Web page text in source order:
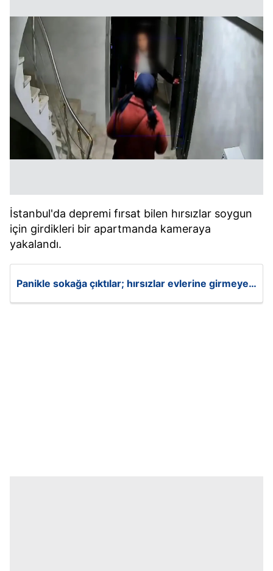
İstanbul'da depremi fırsat bilen hırsızlar soygun
için girdikleri bir apartmanda kameraya
yakalandı.
Panikle sokağa çıktılar; hırsızlar evlerine girmeye